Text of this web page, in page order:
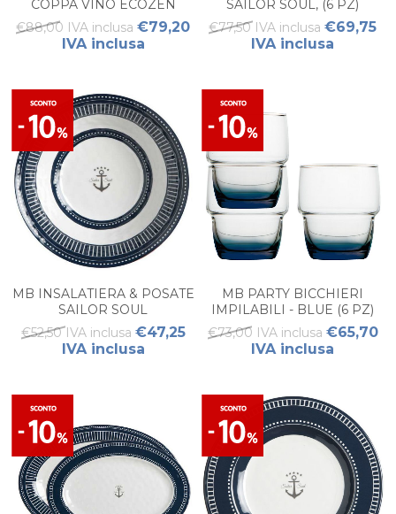
COPPA VINO ECOZEN
ANTISCIVOLO 6PZ
€88,00 IVA inclusa €79,20
IVA inclusa
SAILOR SOUL, (6 PZ)
€77,50 IVA inclusa €69,75
IVA inclusa
MB INSALATIERA & POSATE
SAILOR SOUL
€52,50 IVA inclusa €47,25
IVA inclusa
MB PARTY BICCHIERI
IMPILABILI - BLUE (6 PZ)
€73,00 IVA inclusa €65,70
IVA inclusa